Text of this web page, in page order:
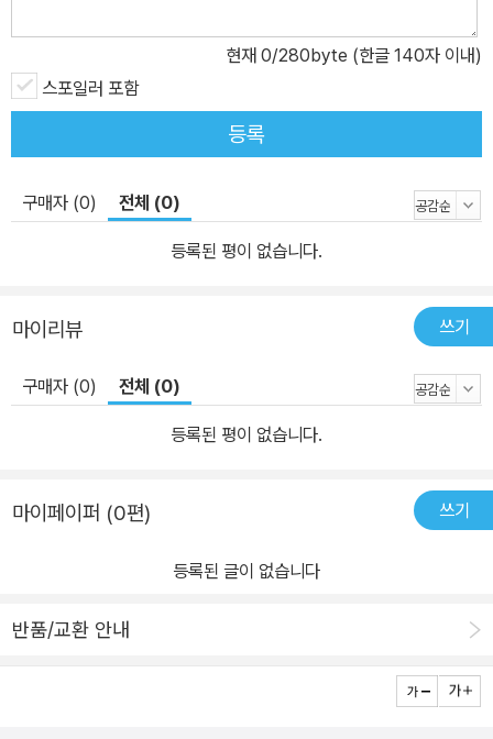
현재 0/280byte (한글 140자 이내)
스포일러 포함
등록
구매자 (0) 전체 (0)
등록된 평이 없습니다.
마이리뷰 쓰기
구매자 (0) 전체 (0)
등록된 평이 없습니다.
마이페이퍼 (0편) 쓰기
등록된 글이 없습니다
반품/교환 안내